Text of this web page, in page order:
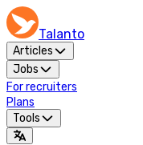
Talanto
Articles
Jobs
For recruiters
Plans
Tools